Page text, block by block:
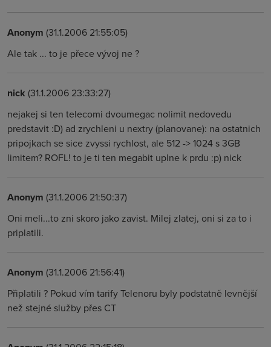
Anonym (31.1.2006 21:55:05)
Ale tak ... to je přece vývoj ne ?
nick (31.1.2006 23:33:27)
nejakej si ten telecomi dvoumegac nolimit nedovedu
predstavit :D) ad zrychleni u nextry (planovane): na ostatnich
pripojkach se sice zvyssi rychlost, ale 512 -> 1024 s 3GB
limitem? ROFL! to je ti ten megabit uplne k prdu :p) nick
Anonym (31.1.2006 21:50:37)
Oni meli...to zni skoro jako zavist. Milej zlatej, oni si za to i
priplatili.
Anonym (31.1.2006 21:56:41)
Připlatili ? Pokud vím tarify Telenoru byly podstatně levnější
než stejné služby přes CT